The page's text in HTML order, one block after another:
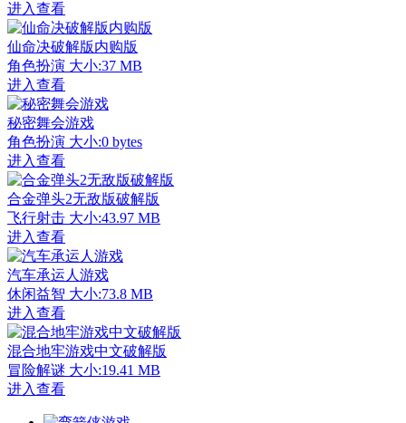
进入查看
仙命决破解版内购版
角色扮演 大小:37 MB
进入查看
秘密舞会游戏
角色扮演 大小:0 bytes
进入查看
合金弹头2无敌版破解版
飞行射击 大小:43.97 MB
进入查看
汽车承运人游戏
休闲益智 大小:73.8 MB
进入查看
混合地牢游戏中文破解版
冒险解谜 大小:19.41 MB
进入查看